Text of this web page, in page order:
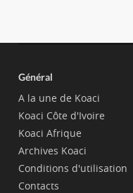
Général
A la une de Koaci
Koaci Côte d'Ivoire
Koaci Afrique
Archives Koaci
Conditions d'utilisation
Contacts